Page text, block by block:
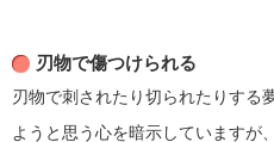
刃物で傷つけられる
刃物で刺されたり切られたりする
ようと思う心を暗示していますが